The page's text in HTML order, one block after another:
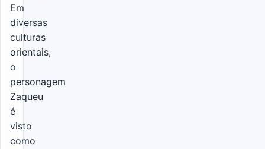
Em
diversas
culturas
orientais,
o
personagem
Zaqueu
é
visto
como